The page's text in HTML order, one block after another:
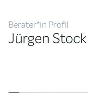
Berater*in Profil
Jürgen Stock